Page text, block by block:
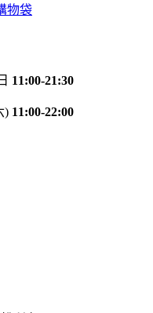
物袋
11:00-21:30
) 11:00-22:00